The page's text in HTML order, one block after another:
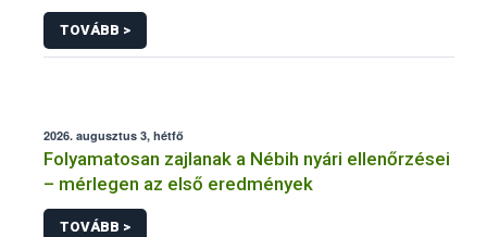
TOVÁBB >
2026. augusztus 3, hétfő
Folyamatosan zajlanak a Nébih nyári ellenőrzései
– mérlegen az első eredmények
TOVÁBB >